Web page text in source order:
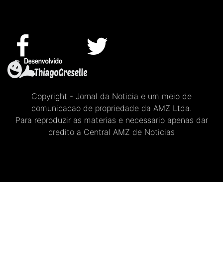
Copyright - Jornal da Noticia e um meio de
comunicacao de propriedade da AMZ Ltda.
Para reproduzir as materias e necessario apenas dar
credito a Central AMZ de Noticias